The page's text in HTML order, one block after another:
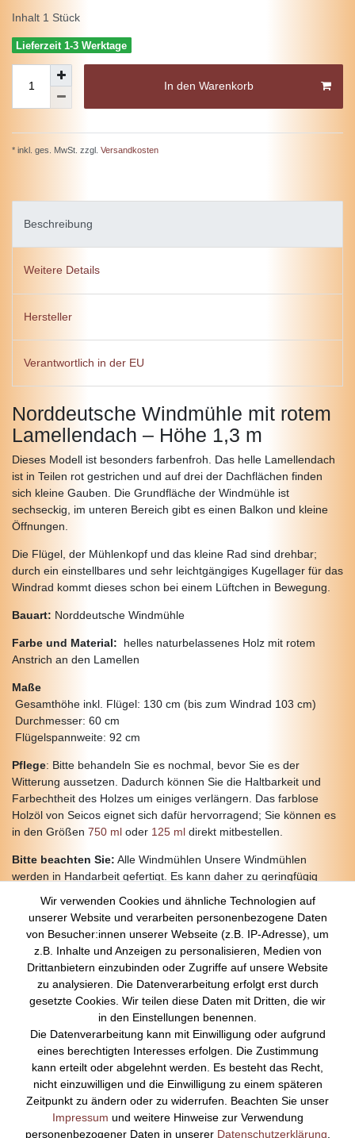
Inhalt 1 Stück
Lieferzeit 1-3 Werktage
In den Warenkorb
* inkl. ges. MwSt. zzgl. Versandkosten
Beschreibung
Weitere Details
Hersteller
Verantwortlich in der EU
Norddeutsche Windmühle mit rotem
Lamellendach – Höhe 1,3 m
Dieses Modell ist besonders farbenfroh. Das helle Lamellendach
ist in Teilen rot gestrichen und auf drei der Dachflächen finden
sich kleine Gauben. Die Grundfläche der Windmühle ist
sechseckig, im unteren Bereich gibt es einen Balkon und kleine
Öffnungen.
Die Flügel, der Mühlenkopf und das kleine Rad sind drehbar;
durch ein einstellbares und sehr leichtgängiges Kugellager für das
Windrad kommt dieses schon bei einem Lüftchen in Bewegung.
Bauart: Norddeutsche Windmühle
Farbe und Material:
helles naturbelassenes Holz mit rotem
Anstrich an den Lamellen
Maße
Gesamthöhe inkl. Flügel: 130 cm (bis zum Windrad 103 cm)
Durchmesser: 60 cm
Flügelspannweite: 92 cm
Pflege: Bitte behandeln Sie es nochmal, bevor Sie es der
Witterung aussetzen. Dadurch können Sie die Haltbarkeit und
Farbechtheit des Holzes um einiges verlängern. Das farblose
Holzöl von Seicos eignet sich dafür hervorragend; Sie können es
in den Größen 750 ml oder 125 ml direkt mitbestellen.
Bitte beachten Sie: Alle Windmühlen Unsere Windmühlen
werden in Handarbeit gefertigt. Es kann daher zu geringfügig
Über Uns
Startseite
Versandkosten
Zahlungsarten
Kontakt
Rechtliches
Impressum
AGB
Datenschutz
Wir verwenden Cookies und ähnliche Technologien auf
unserer Website und verarbeiten personenbezogene Daten
von Besucher:innen unserer Webseite (z.B. IP-Adresse), um
z.B. Inhalte und Anzeigen zu personalisieren, Medien von
Drittanbietern einzubinden oder Zugriffe auf unsere Website
zu analysieren. Die Datenverarbeitung erfolgt erst durch
gesetzte Cookies. Wir teilen diese Daten mit Dritten, die wir
in den Einstellungen benennen.
Die Datenverarbeitung kann mit Einwilligung oder aufgrund
eines berechtigten Interesses erfolgen. Die Zustimmung
kann erteilt oder abgelehnt werden. Es besteht das Recht,
nicht einzuwilligen und die Einwilligung zu einem späteren
Zeitpunkt zu ändern oder zu widerrufen. Beachten Sie unser
Impressum und weitere Hinweise zur Verwendung
personenbezogener Daten in unserer Daten­schutz­erklärung